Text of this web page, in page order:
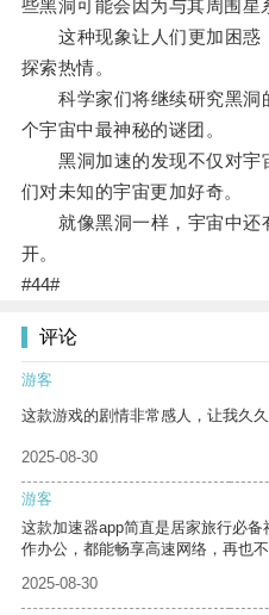
些黑洞可能会因为与其周围星
这种现象让人们更加困惑
探索热情。
科学家们将继续研究黑洞
个宇宙中最神秘的谜团。
黑洞加速的发现不仅对宇
们对未知的宇宙更加好奇。
就像黑洞一样，宇宙中还
开。
#44#
评论
游客
这款游戏的剧情非常感人，让我久久
2025-08-30
游客
这款加速器app简直是居家旅行必
作办公，都能畅享高速网络，再也
2025-08-30